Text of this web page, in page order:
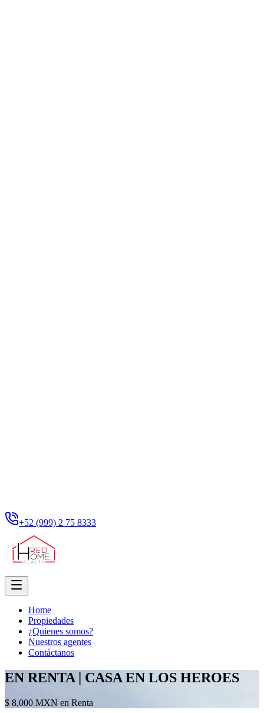
+52 (999) 2 75 8333
Home
Propiedades
¿Quienes somos?
Nuestros agentes
Contáctanos
EN RENTA | CASA EN LOS HEROES
$ 8,000 MXN en Renta